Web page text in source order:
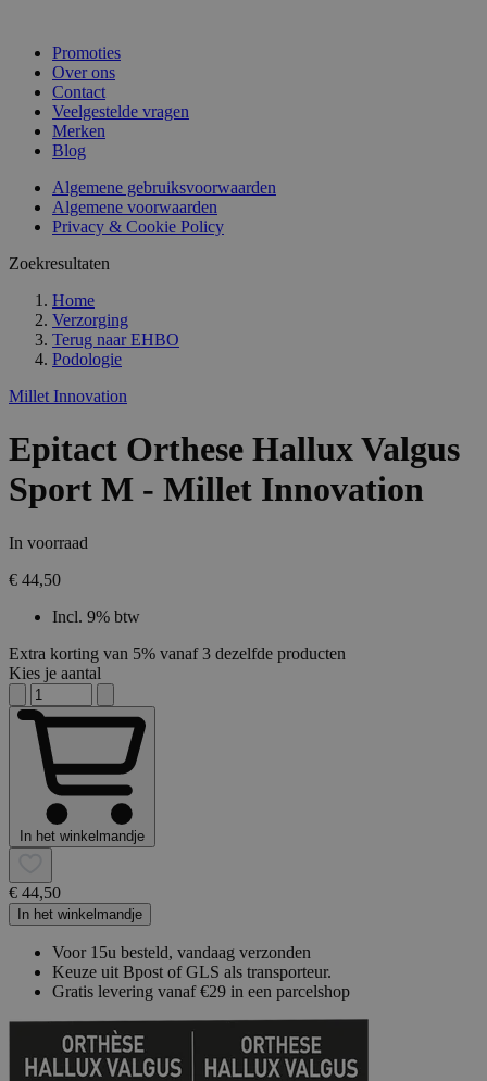
Promoties
Over ons
Contact
Veelgestelde vragen
Merken
Blog
Algemene gebruiksvoorwaarden
Algemene voorwaarden
Privacy & Cookie Policy
Zoekresultaten
Home
Verzorging
Terug naar EHBO
Podologie
Millet Innovation
Epitact Orthese Hallux Valgus
Sport M - Millet Innovation
In voorraad
€ 44,50
Incl. 9% btw
Extra korting van 5% vanaf 3 dezelfde producten
Kies je aantal
In het winkelmandje
€ 44,50
In het winkelmandje
Voor 15u besteld, vandaag verzonden
Keuze uit Bpost of GLS als transporteur.
Gratis levering vanaf €29 in een parcelshop